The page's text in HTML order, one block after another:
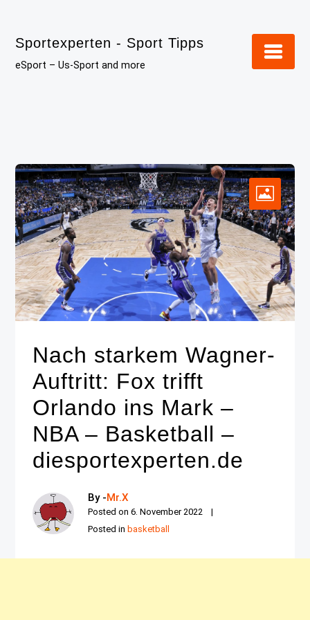
content
Sportexperten - Sport Tipps
eSport – Us-Sport and more
Nach starkem Wagner-
Auftritt: Fox trifft
Orlando ins Mark –
NBA – Basketball –
diesportexperten.de
By -Mr.X
Posted on6. November 2022
Posted in basketball